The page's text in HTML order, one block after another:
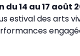
14 au 17 août
estival des arts